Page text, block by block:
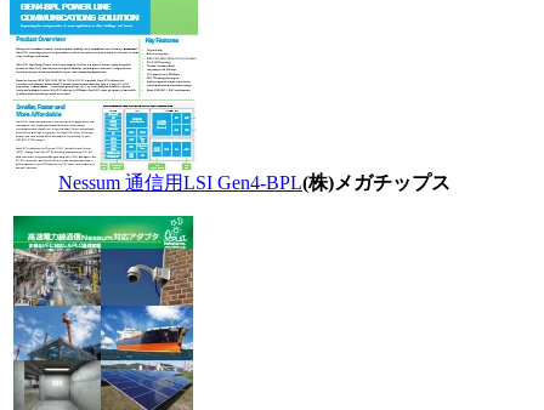
Nessum 通信用LSI Gen4-BPL(株)メガチップス